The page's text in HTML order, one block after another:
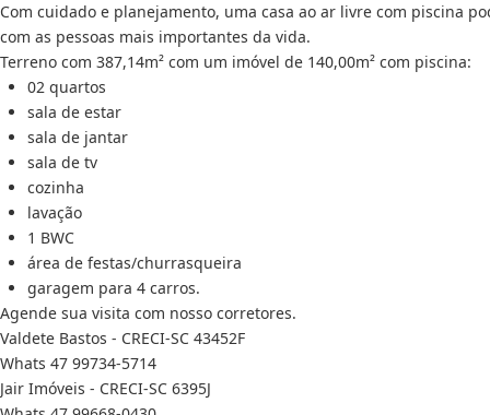
Com cuidado e planejamento, uma casa ao ar livre com piscina
com as pessoas mais importantes da vida.
Terreno com 387,14m² com um imóvel de 140,00m² com piscina:
02 quartos
sala de estar
sala de jantar
sala de tv
cozinha
lavação
1 BWC
área de festas/churrasqueira
garagem para 4 carros.
Agende sua visita com nosso corretores.
Valdete Bastos - CRECI-SC 43452F
Whats 47 99734-5714
Jair Imóveis - CRECI-SC 6395J